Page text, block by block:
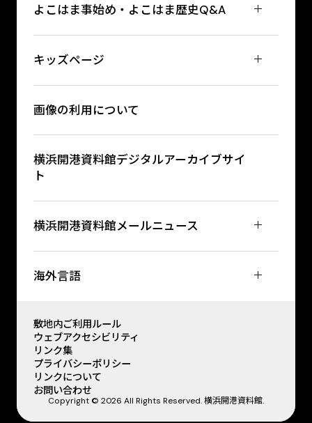
よこはま事始め・よこはま歴史Q&A
キッズページ
画像の利用について
横浜開港資料館デジタルアーカイブサイ
ト
横浜開港資料館メールニュース
海外言語
敷地内ご利用ルール
ウェブアクセシビリティ
リンク集
プライバシーポリシー
リンクについて
お問い合わせ
Copyright © 2026 All Rights Reserved. 横浜開港資料館.